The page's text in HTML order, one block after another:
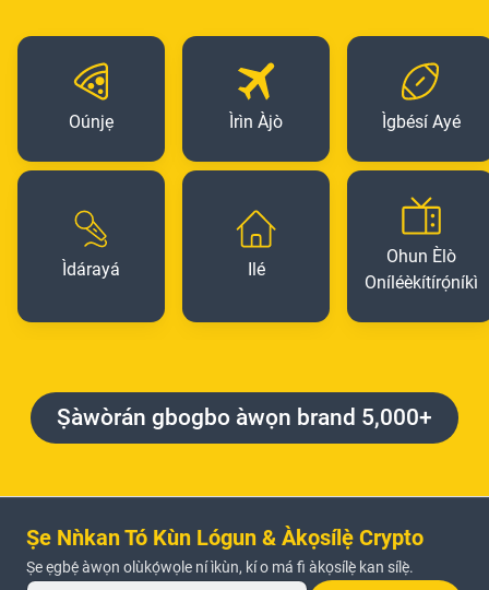
Oúnjẹ Ìrìn Àjò Ìgbésí Ayé
Ìdárayá Ilé
Ohun Èlò
Oníléèkítírọ́níkì
Ṣàwòrán gbogbo àwọn brand 5,000+
Ṣe Nǹkan Tó Kùn Lógun & Àkọsílẹ̀ Crypto
Ṣe ẹgbẹ́ àwọn olùkọ́wọle ní ìkùn, kí o má fi àkọsílẹ̀ kan sílẹ̀.